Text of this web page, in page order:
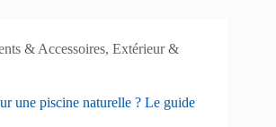
& Accessoires,Extérieur &
une piscine naturelle ? Le guide